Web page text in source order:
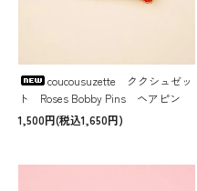
coucousuzette ククシュゼッ
ト Roses Bobby Pins ヘアピン
1,500円(税込1,650円)